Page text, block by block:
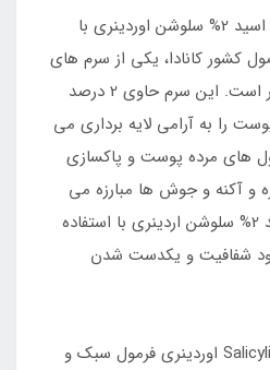
سرم لایه بردار سالیسیلیک اسید 2% سلوشن اوردینری با
محصول کشور کانادا، یکی از سرم های
مراقبت پوستی بسیار موثر است. این سرم حاوی 2 درصد
را به آرامی لایه برداری می
های مرده پوست و پاکسازی
و آکنه و جوش ها مبارزه می
کند. سرم سالیسیلیک اسید 2% سلوشن اردینری با استفاده
شفافیت و یکدست شدن
سرم Salicylic Acid 2% Solution اوردینری فرمول سبک و